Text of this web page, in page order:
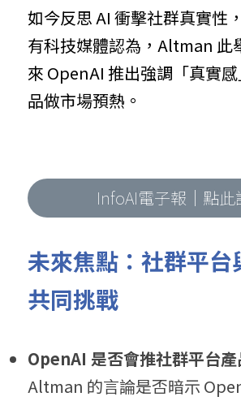
如今反思 AI 衝擊社群真實性
有科技媒體認為，Altman 此
來 OpenAI 推出強調「真實
品做市場預熱。
InfoAI電子報｜點此
未來焦點：社群平台
共同挑戰
OpenAI 是否會推社群平台產
Altman 的言論是否暗示